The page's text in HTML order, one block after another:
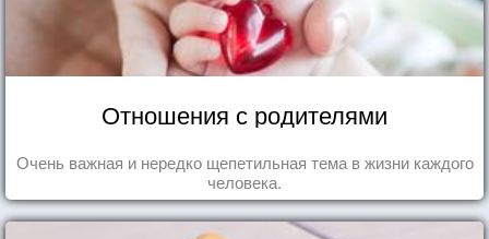
Отношения с родителями
Очень важная и нередко щепетильная тема в жизни каждого
человека.